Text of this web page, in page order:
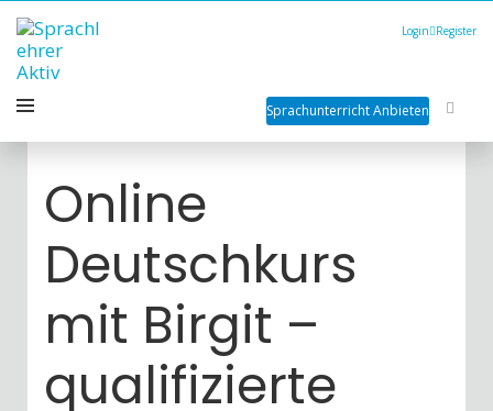
Login Register
Sprachunterricht Anbieten
Online
Deutschkurs
mit Birgit –
qualifizierte